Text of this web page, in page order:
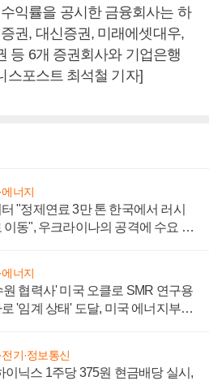
익률을 공시한 금융회사는 하
권, 대신증권, 미래에셋대우,
등 6개 증권회사와 기업은행
스포스트 최석철 기자]
에너지
"정제연료 3만 톤 한국에서 러시
이동", 우크라이나의 공격에 수요 늘
에너지
원 협력사' 미국 오클로 SMR 연구용
'임계 상태' 도달, 미국 에너지부
전기·정보통신
이닉스 1주당 375원 현금배당 실시,